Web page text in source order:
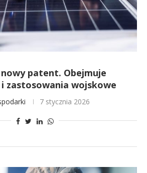
patent. Obejmuje
zastosowania wojskowe
7 stycznia 2026